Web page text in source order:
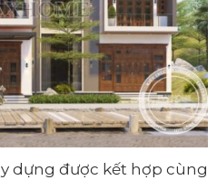
dựng được kết hợp cùng